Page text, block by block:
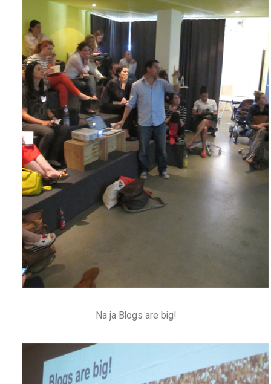
Na ja Blogs are big!